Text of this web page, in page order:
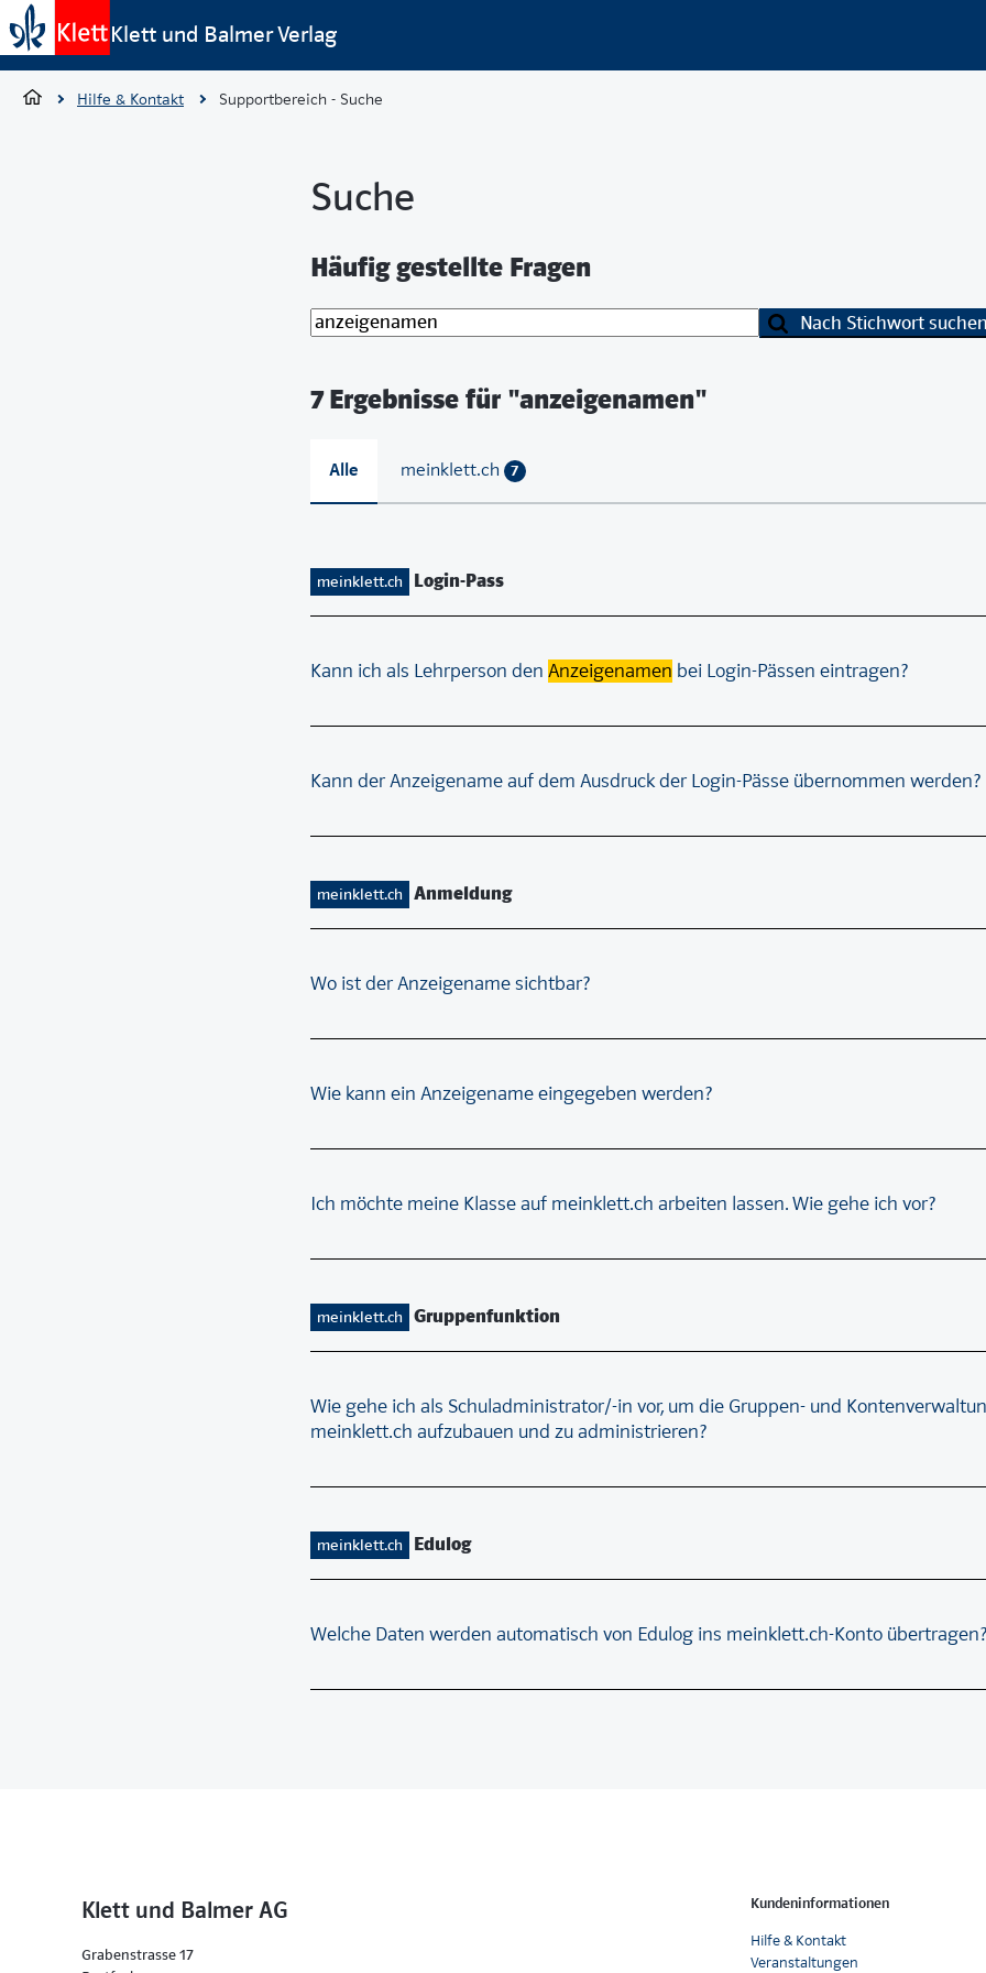
Klett und Balmer Verlag
Hilfe & Kontakt Supportbereich - Suche
Suche
Häufig gestellte Fragen
Nach Stichwort
7 Ergebnisse für "anzeigenamen"
Alle meinklett.ch 7
meinklett.ch Login-Pass
Kann ich als Lehrperson den Anzeigenamen bei Login-Pässen eintragen?
Kann der Anzeigename auf dem Ausdruck der Login-Pässe übernommen werden?
meinklett.ch Anmeldung
Wo ist der Anzeigename sichtbar?
Wie kann ein Anzeigename eingegeben werden?
Ich möchte meine Klasse auf meinklett.ch arbeiten lassen. Wie gehe ich vor?
meinklett.ch Gruppenfunktion
Wie gehe ich als Schuladministrator/-in vor, um die Gruppen- und
meinklett.ch aufzubauen und zu administrieren?
meinklett.ch Edulog
Welche Daten werden automatisch von Edulog ins meinklett.ch-Konto übertragen?
Klett und Balmer AG
Grabenstrasse 17
Kundeninformationen
Hilfe & Kontakt
Veranstaltungen